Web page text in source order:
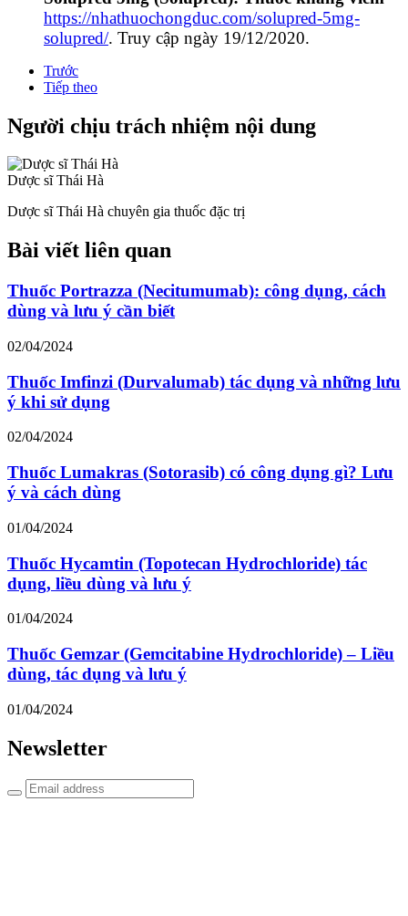
https://nhathuochongduc.com/solupred-5mg-
solupred/. Truy cập ngày 19/12/2020.
Trước
Tiếp theo
Người chịu trách nhiệm nội dung
Dược sĩ Thái Hà
Dược sĩ Thái Hà chuyên gia thuốc đặc trị
Bài viết liên quan
Thuốc Portrazza (Necitumumab): công dụng, cách
dùng và lưu ý cần biết
02/04/2024
Thuốc Imfinzi (Durvalumab) tác dụng và những lưu
ý khi sử dụng
02/04/2024
Thuốc Lumakras (Sotorasib) có công dụng gì? Lưu
ý và cách dùng
01/04/2024
Thuốc Hycamtin (Topotecan Hydrochloride) tác
dụng, liều dùng và lưu ý
01/04/2024
Thuốc Gemzar (Gemcitabine Hydrochloride) – Liều
dùng, tác dụng và lưu ý
01/04/2024
Newsletter